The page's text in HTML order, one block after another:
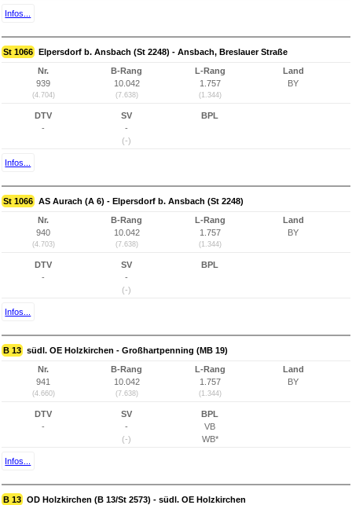
Infos...
St 1066 Elpersdorf b. Ansbach (St 2248) - Ansbach, Breslauer Straße
Nr.
939
(4.704)
B-Rang
10.042
(7.638)
L-Rang
1.757
(1.344)
Land
BY
DTV
-
SV
-
(-)
BPL
Infos...
St 1066 AS Aurach (A 6) - Elpersdorf b. Ansbach (St 2248)
Nr.
940
(4.703)
B-Rang
10.042
(7.638)
L-Rang
1.757
(1.344)
Land
BY
DTV
-
SV
-
(-)
BPL
Infos...
B 13 südl. OE Holzkirchen - Großhartpenning (MB 19)
Nr.
941
(4.660)
B-Rang
10.042
(7.638)
L-Rang
1.757
(1.344)
Land
BY
DTV
-
SV
-
(-)
BPL
VB
WB*
Infos...
B 13 OD Holzkirchen (B 13/St 2573) - südl. OE Holzkirchen